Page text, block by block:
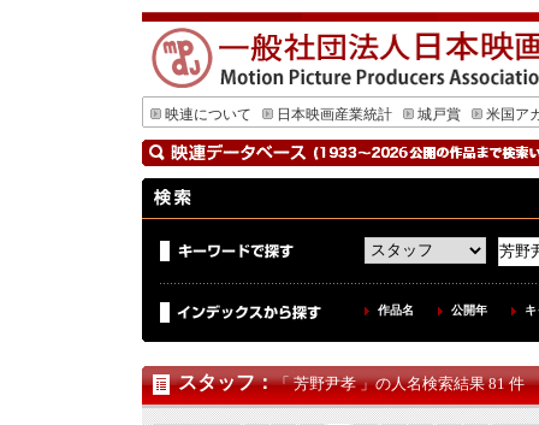
映連について 日本映画産業統計 城戸賞 米国ア
作品名 公開年
スタッフ：「 芳野尹孝 」の人名検索結果 81 件